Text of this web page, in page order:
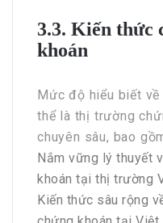
3.3. Kiến thức
khoán
Mức độ hiểu biết
thể là thị trường
chuyên sâu, bao
Nắm vững lý thuyết
khoán tại thị trường
Kiến thức sâu rộng